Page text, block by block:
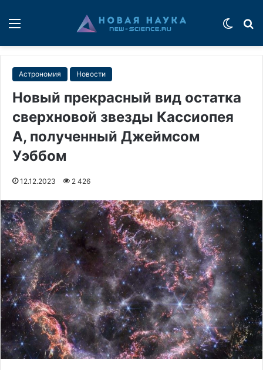
Астрономия Новости
Новый прекрасный вид остатка
сверхновой звезды Кассиопея
A, полученный Джеймсом
Уэббом
12.12.2023 2 426